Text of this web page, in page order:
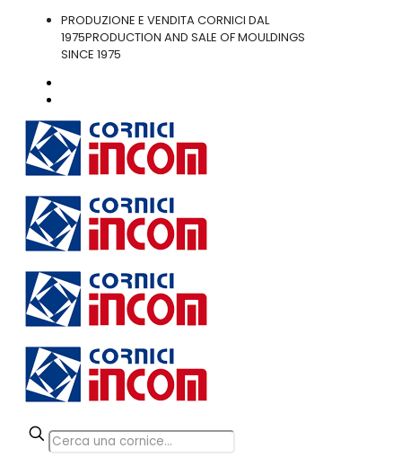
PRODUZIONE E VENDITA CORNICI DAL
1975PRODUCTION AND SALE OF MOULDINGS
SINCE 1975